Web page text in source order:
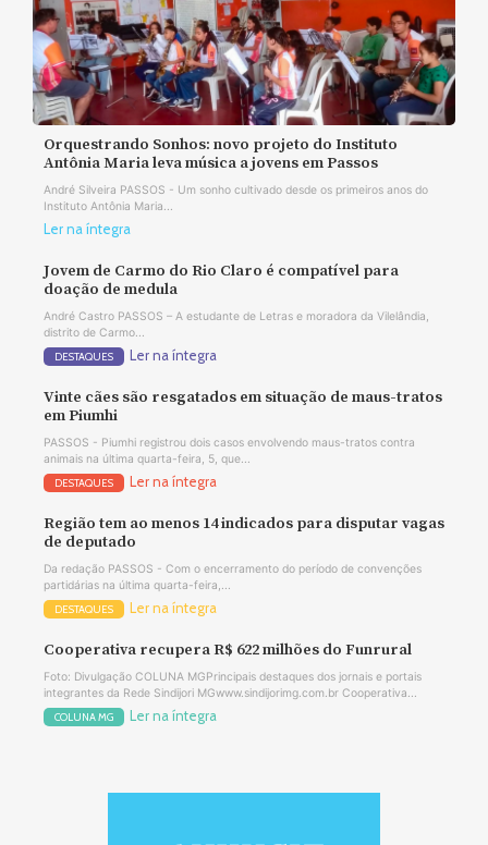
Orquestrando Sonhos: novo projeto do Instituto
Antônia Maria leva música a jovens em Passos
André Silveira PASSOS - Um sonho cultivado desde os primeiros anos do
Instituto Antônia Maria...
Ler na íntegra
Jovem de Carmo do Rio Claro é compatível para
doação de medula
André Castro PASSOS – A estudante de Letras e moradora da Vilelândia,
distrito de Carmo...
DESTAQUES Ler na íntegra
Vinte cães são resgatados em situação de maus-tratos
em Piumhi
PASSOS - Piumhi registrou dois casos envolvendo maus-tratos contra
animais na última quarta-feira, 5, que...
DESTAQUES Ler na íntegra
Região tem ao menos 14 indicados para disputar vagas
de deputado
Da redação PASSOS - Com o encerramento do período de convenções
partidárias na última quarta-feira,...
DESTAQUES Ler na íntegra
Cooperativa recupera R$ 622 milhões do Funrural
Foto: Divulgação COLUNA MGPrincipais destaques dos jornais e portais
integrantes da Rede Sindijori MGwww.sindijorimg.com.br Cooperativa...
COLUNA MG Ler na íntegra